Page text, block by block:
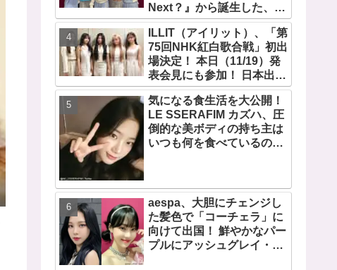
Next？』から誕生した、日
本人のイロハとモカを含む
5人組ガールズグループ！
デビュー曲「Magnetic」が
いきなりの大ヒット
ILLIT（アイリット）、「第
75回NHK紅白歌合戦」初出
場決定！ 本日（11/19）発
表会見にも参加！ 日本出身
のイロハとモカ、意気込み
を語る「ずっと夢見てたス
テージ…嬉しくて光栄」
気になる食生活を大公開！
LE SSERAFIM カズハ、圧
倒的な美ボディの持ち主は
いつも何を食べているの？
aespa、大胆にチェンジし
た髪色で「コーチェラ」に
向けて出国！ 鮮やかなパー
プルにアッシュグレイ・・